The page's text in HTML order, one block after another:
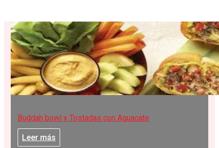
Buddah bowl y Tostadas con Aguacate
Leer más